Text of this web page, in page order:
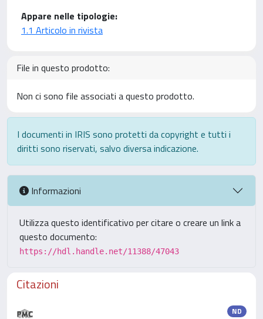
Appare nelle tipologie:
1.1 Articolo in rivista
File in questo prodotto:
Non ci sono file associati a questo prodotto.
I documenti in IRIS sono protetti da copyright e tutti i
diritti sono riservati, salvo diversa indicazione.
Informazioni
Utilizza questo identificativo per citare o creare un link a
questo documento:
https://hdl.handle.net/11388/47043
Citazioni
ND